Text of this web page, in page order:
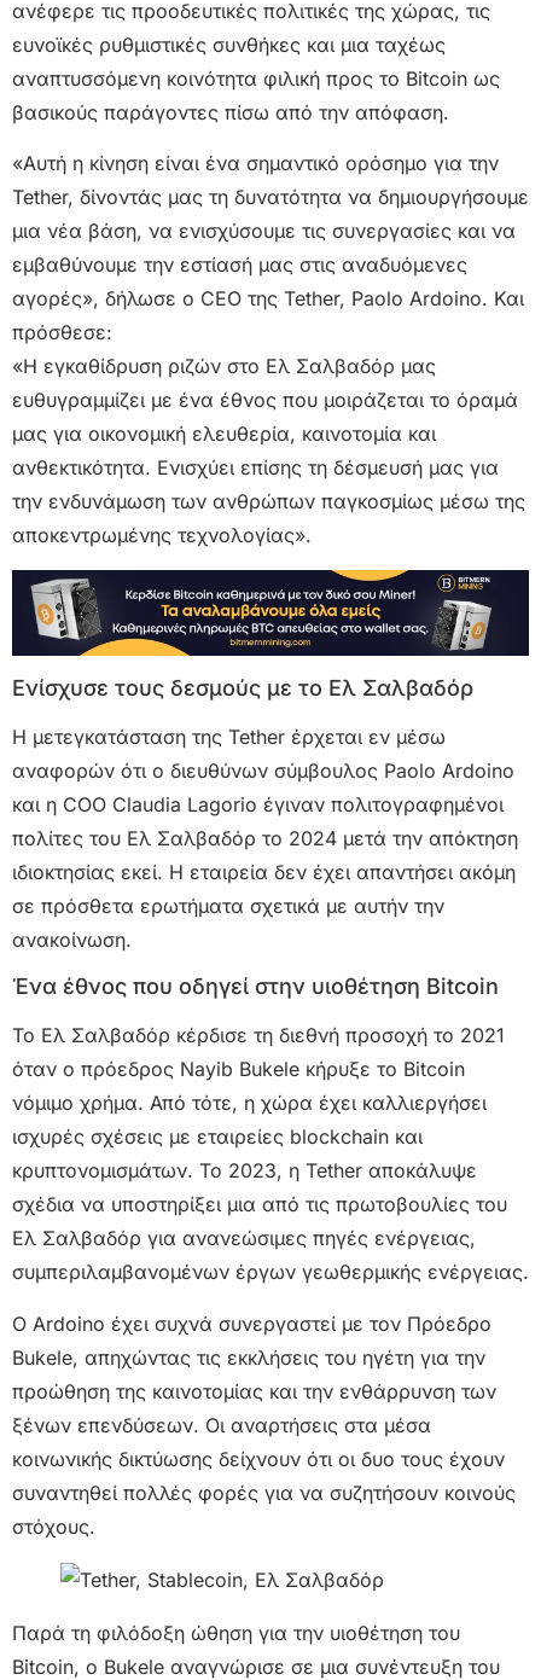
ανέφερε τις προοδευτικές πολιτικές της χώρας, τις
ευνοϊκές ρυθμιστικές συνθήκες και μια ταχέως
αναπτυσσόμενη κοινότητα φιλική προς το Bitcoin ως
βασικούς παράγοντες πίσω από την απόφαση.
«Αυτή η κίνηση είναι ένα σημαντικό ορόσημο για την
Tether, δίνοντάς μας τη δυνατότητα να δημιουργήσουμε
μια νέα βάση, να ενισχύσουμε τις συνεργασίες και να
εμβαθύνουμε την εστίασή μας στις αναδυόμενες
αγορές», δήλωσε ο CEO της Tether, Paolo Ardoino. Και
πρόσθεσε:
«Η εγκαθίδρυση ριζών στο Ελ Σαλβαδόρ μας
ευθυγραμμίζει με ένα έθνος που μοιράζεται το όραμά
μας για οικονομική ελευθερία, καινοτομία και
ανθεκτικότητα. Ενισχύει επίσης τη δέσμευσή μας για
την ενδυνάμωση των ανθρώπων παγκοσμίως μέσω της
αποκεντρωμένης τεχνολογίας».
Ενίσχυσε τους δεσμούς με το Ελ Σαλβαδόρ
Η μετεγκατάσταση της Tether έρχεται εν μέσω
αναφορών ότι ο διευθύνων σύμβουλος Paolo Ardoino
και η COO Claudia Lagorio έγιναν πολιτογραφημένοι
πολίτες του Ελ Σαλβαδόρ το 2024 μετά την απόκτηση
ιδιοκτησίας εκεί. Η εταιρεία δεν έχει απαντήσει ακόμη
σε πρόσθετα ερωτήματα σχετικά με αυτήν την
ανακοίνωση.
Ένα έθνος που οδηγεί στην υιοθέτηση Bitcoin
Το Ελ Σαλβαδόρ κέρδισε τη διεθνή προσοχή το 2021
όταν ο πρόεδρος Nayib Bukele κήρυξε το Bitcoin
νόμιμο χρήμα. Από τότε, η χώρα έχει καλλιεργήσει
ισχυρές σχέσεις με εταιρείες blockchain και
κρυπτονομισμάτων. Το 2023, η Tether αποκάλυψε
σχέδια να υποστηρίξει μια από τις πρωτοβουλίες του
Ελ Σαλβαδόρ για ανανεώσιμες πηγές ενέργειας,
συμπεριλαμβανομένων έργων γεωθερμικής ενέργειας.
Ο Ardoino έχει συχνά συνεργαστεί με τον Πρόεδρο
Bukele, απηχώντας τις εκκλήσεις του ηγέτη για την
προώθηση της καινοτομίας και την ενθάρρυνση των
ξένων επενδύσεων. Οι αναρτήσεις στα μέσα
κοινωνικής δικτύωσης δείχνουν ότι οι δυο τους έχουν
συναντηθεί πολλές φορές για να συζητήσουν κοινούς
στόχους.
Παρά τη φιλόδοξη ώθηση για την υιοθέτηση του
Bitcoin, ο Bukele αναγνώρισε σε μια συνέντευξη του